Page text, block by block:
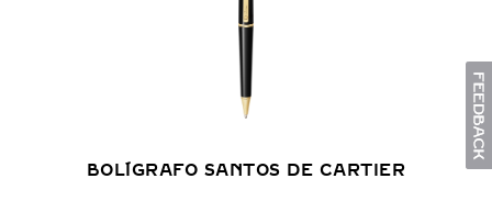
BOLÍGRAFO SANTOS DE CARTIER